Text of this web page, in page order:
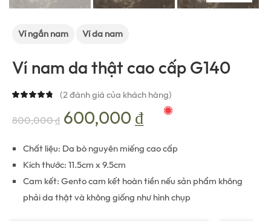
Ví ngắn nam Ví da nam
Ví nam da thật cao cấp G140
(2đánh giá của khách hàng)
800,000₫ Giá
gốc
là:
800,000 ₫.
600,000₫Giá
hiện
tại
là:
Chất liệu: Da bò nguyên miếng cao cấp
Kích thước: 11.5cm x 9.5cm
Cam kết: Gento cam kết hoàn tiền nếu sản phẩm không
phải da thật và không giống như hình chụp